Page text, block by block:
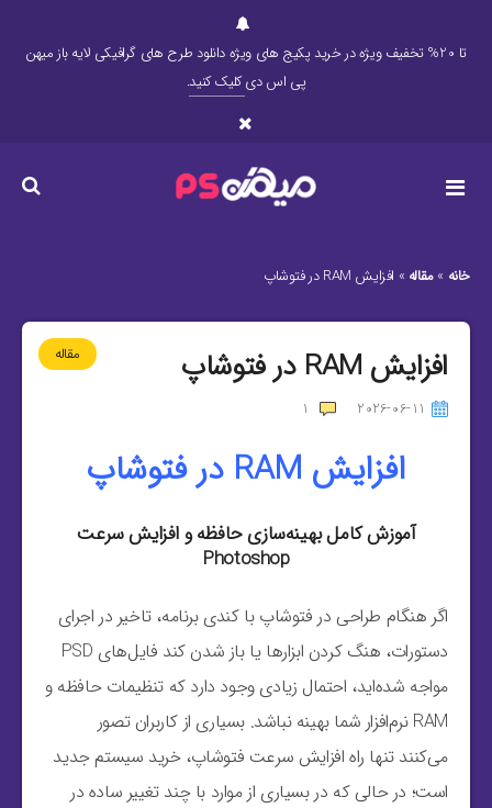
تا 20% تخفیف ویژه در خرید پکیج های ویژه دانلود طرح های گرافیکی لایه باز میهن
پی اس دیکلیک کنید.
خانه »مقاله » افزایش RAM در فتوشاپ
مقاله افزایش RAM در فتوشاپ
2026-06-11
1
افزایش RAM در فتوشاپ
آموزش کامل بهینه‌سازی حافظه و افزایش سرعت
Photoshop
اگر هنگام طراحی در فتوشاپ با کندی برنامه، تاخیر در اجرای
دستورات، هنگ کردن ابزارها یا باز شدن کند فایل‌های PSD
مواجه شده‌اید، احتمال زیادی وجود دارد که تنظیمات حافظه و
RAM نرم‌افزار شما بهینه نباشد. بسیاری از کاربران تصور
می‌کنند تنها راه افزایش سرعت فتوشاپ، خرید سیستم جدید
است؛ در حالی که در بسیاری از موارد با چند تغییر ساده در